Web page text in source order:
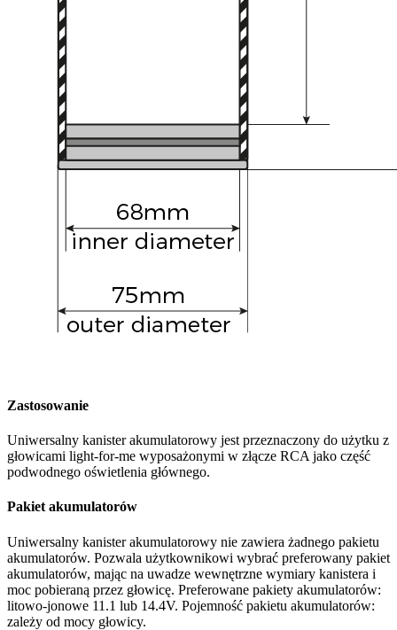
Zastosowanie
Uniwersalny kanister akumulatorowy jest przeznaczony do użytku z
głowicami light-for-me wyposażonymi w złącze RCA jako część
podwodnego oświetlenia głównego.
Pakiet akumulatorów
Uniwersalny kanister akumulatorowy nie zawiera żadnego pakietu
akumulatorów. Pozwala użytkownikowi wybrać preferowany pakiet
akumulatorów, mając na uwadze wewnętrzne wymiary kanistera i
moc pobieraną przez głowicę. Preferowane pakiety akumulatorów:
litowo-jonowe 11.1 lub 14.4V. Pojemność pakietu akumulatorów:
zależy od mocy głowicy.